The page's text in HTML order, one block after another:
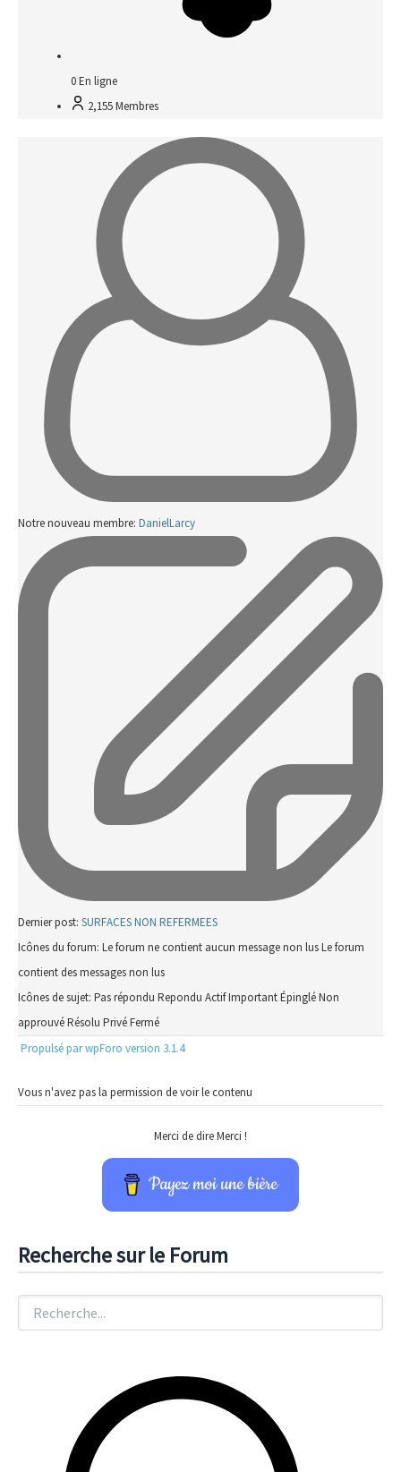
0En ligne
2,155Membres
Notre nouveau membre: DanielLarcy
Dernier post: SURFACES NON REFERMEES
Icônes du forum: Le forum ne contient aucun message non lusLe forum
contient des messages non lus
Icônes de sujet: Pas répondu Repondu ActifImportantÉpingléNon
approuvéRésolu PrivéFermé
Propulsé par wpForo version 3.1.4
Vous n'avez pas la permission de voir le contenu
Merci de dire Merci !
Payez moi une bière
Recherche sur le Forum